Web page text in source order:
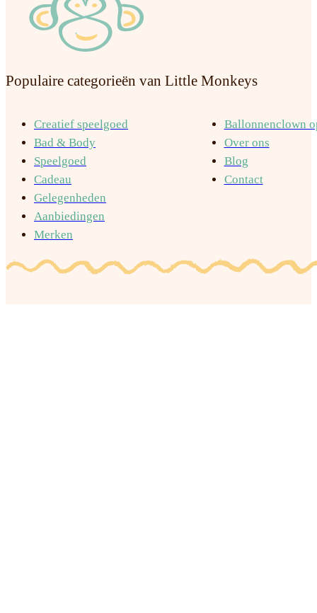
Populaire categorieën van Little Monkeys
Creatief speelgoed
Bad & Body
Speelgoed
Cadeau
Gelegenheden
Aanbiedingen
Merken
Ballonnenclown
Over ons
Blog
Contact